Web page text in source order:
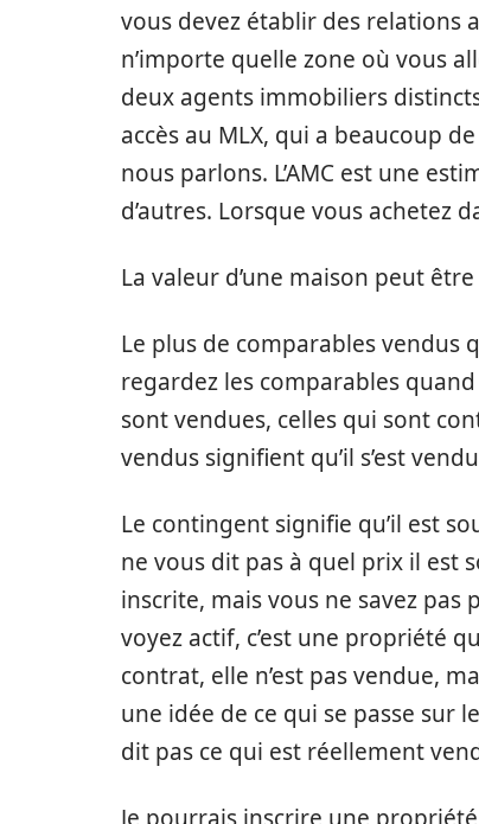
vous devez établir des relations
n’importe quelle zone où vous
deux agents immobiliers
accès au MLX, qui a beaucoup
nous parlons. L’AMC est une
d’autres. Lorsque vous achetez
La valeur d’une maison peut
Le plus de comparables vendus
regardez les comparables
sont vendues, celles qui sont
vendus signifient qu’il s’est
Le contingent signifie qu’il est
ne vous dit pas à quel prix il est
inscrite, mais vous ne savez
voyez actif, c’est une propriété
contrat, elle n’est pas vendue,
une idée de ce qui se passe sur
dit pas ce qui est réellement